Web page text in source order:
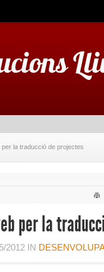
la traducció de projectes
per la
2012 IN